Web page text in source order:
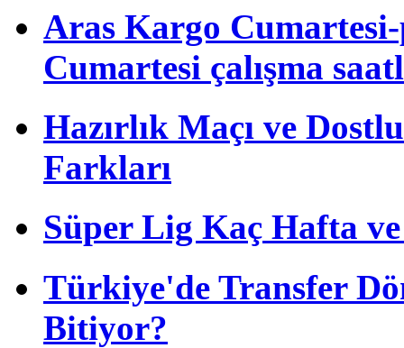
Aras Kargo Cumartesi-
Cumartesi çalışma
Hazırlık Maçı ve
Farkları
Süper Lig Kaç Hafta
Türkiye'de Transfer
Bitiyor?